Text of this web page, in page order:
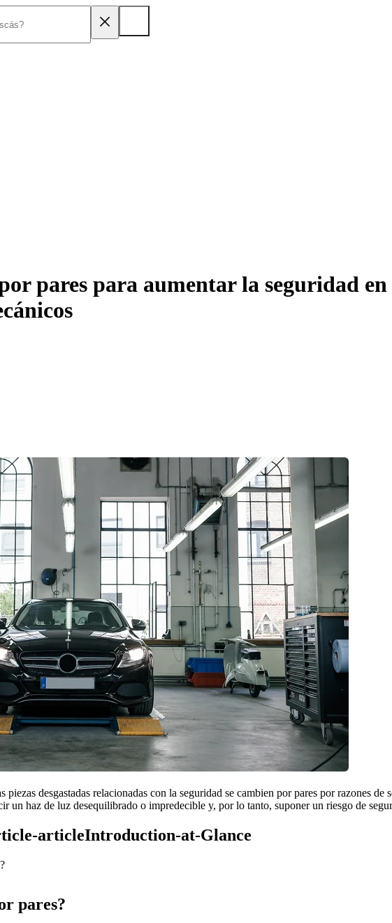
pares para aumentar la seguridad
desgastadas relacionadas con la seguridad se cambien por pares por razones
un haz de luz desequilibrado o impredecible y, por lo tanto, suponer un riesgo de
articleIntroduction-at-Glance
pares?